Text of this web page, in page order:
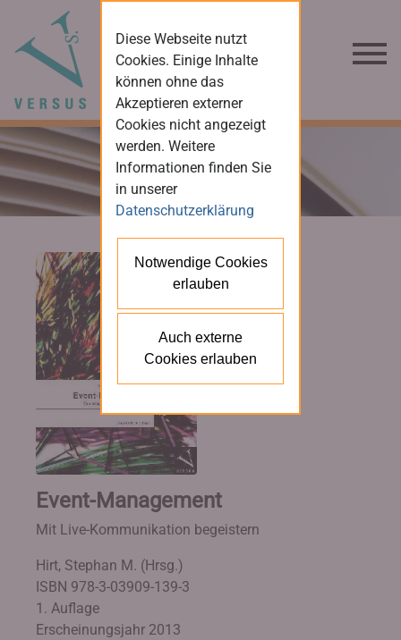
Event-Management
Mit Live-Kommunikation begeistern
Hirt, Stephan M. (Hrsg.)
ISBN 978-3-03909-139-3
1. Auflage
Erscheinungsjahr 2013
Diese Webseite nutzt
Cookies. Einige Inhalte
können ohne das
Akzeptieren externer
Cookies nicht angezeigt
werden. Weitere
Informationen finden Sie
in unserer
Datenschutzerklärung
Notwendige Cookies
erlauben
Auch externe
Cookies erlauben